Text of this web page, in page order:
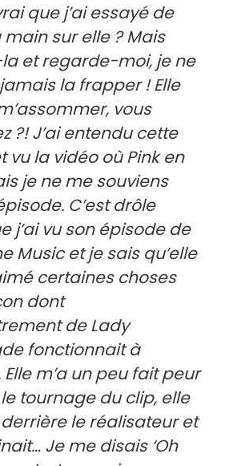
que j’ai essayé de
sur elle ? Mais
et regarde-moi, je ne
la frapper ! Elle
vous
?! J’ai entendu cette
vu la vidéo où Pink en
je ne me souviens
C’est drôle
j’ai vu son épisode de
Music et je sais qu’elle
certaines choses
dont
de Lady
fonctionnait à
Elle m’a un peu fait peur
tournage du clip, elle
le réalisateur et
Je me disais ‘Oh